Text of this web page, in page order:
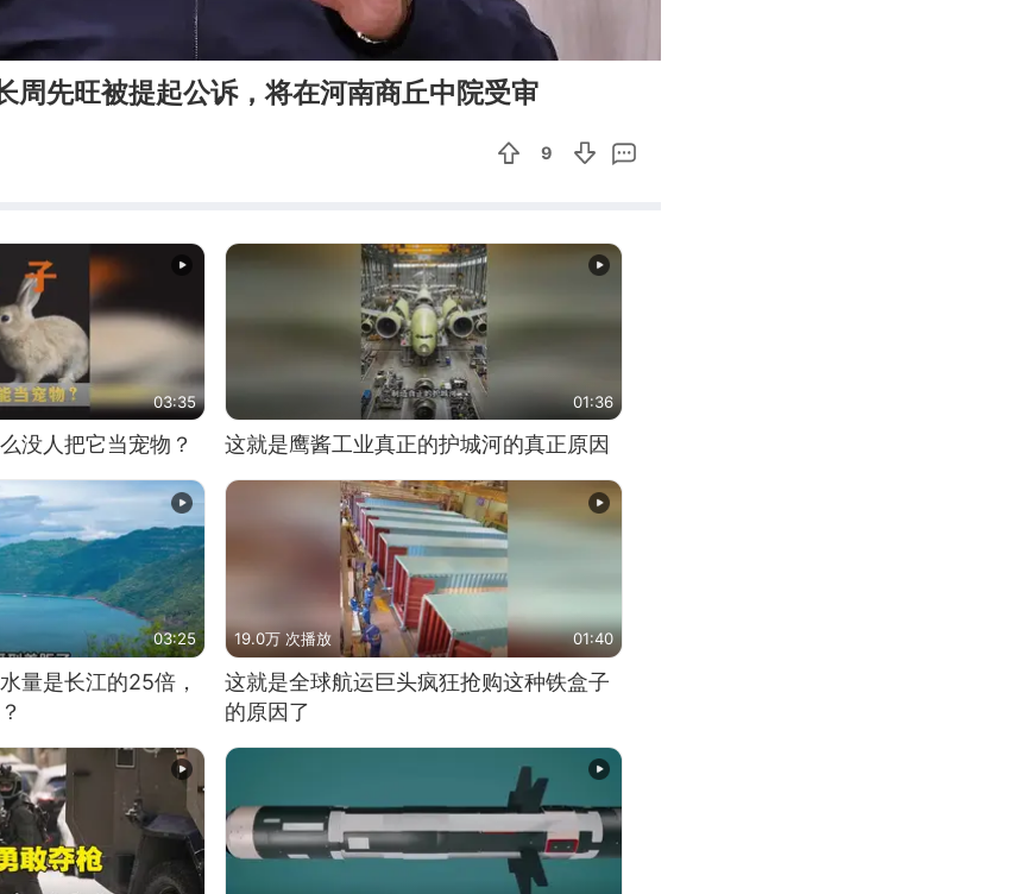
01:06
周先旺被提起公诉，将在河南商丘中院受审
9
03:35
没人把它当宠物？
01:36
这就是鹰酱工业真正的护城河的真正原因
03:25
量是长江的25倍，
19.0万 次播放 01:40
这就是全球航运巨头疯狂抢购这种铁盒子
的原因了